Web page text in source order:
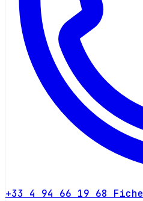
+33 4 94 66 19 68 Fiche